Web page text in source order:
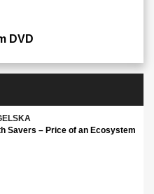
DVD
Savers – Price of an Ecosystem